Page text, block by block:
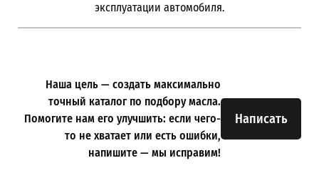
эксплуатации автомобиля.
Написать
Наша цель — создать максимально
точный каталог по подбору масла.
Помогите нам его улучшить: если чего-
то не хватает или есть ошибки,
напишите — мы исправим!